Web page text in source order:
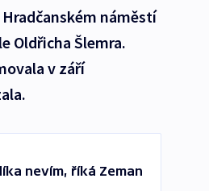
náměstí
Oldřicha Šlemra.
v září
nevím, říká Zeman